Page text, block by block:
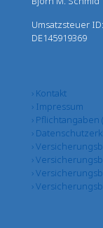
Umsatzsteuer ID:
DE145919369
› Kontakt
› Impressum
› Pflichtangaben
›
›
›
›
›